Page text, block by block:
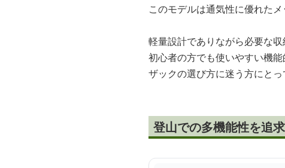
このモデルは通気性に優れた
軽量設計でありながら必要な
初心者の方でも使いやすい機
ザックの選び方に迷う方にとっ
登山での多機能性を追